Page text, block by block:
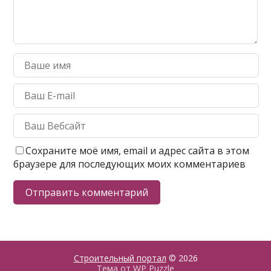
Сохраните моё имя, email и адрес сайта в этом
браузере для последующих моих комментариев
Строительный портал © 2026
Тема от WP Puzzle